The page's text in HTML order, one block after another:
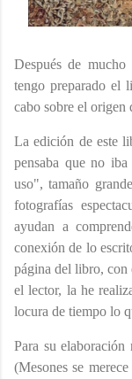
Después de
tengo preparado el
cabo sobre el origen
La edición de este
pensaba que no
uso", tamaño
fotografías
ayudan a
conexión de lo
página del libro, con
el lector, la he
locura de tiempo lo
Para su
(Mesones se